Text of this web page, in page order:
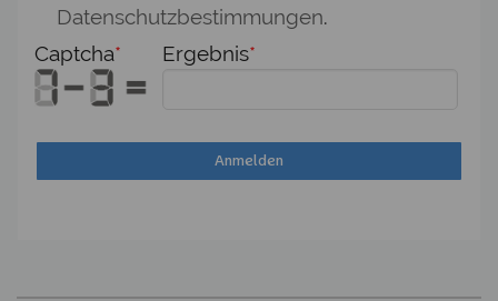
Datenschutzbestimmungen.
Captcha* Ergebnis*